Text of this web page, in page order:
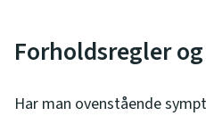
Forholdsregler
Har man ovenstående